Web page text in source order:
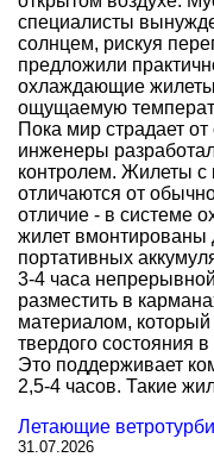
специалисты
солнцем, рискуя
предложили
охлаждающие
ощущаемую
Пока мир страдает
инженеры
контролем. Жилеты с
отличаются от
отличие - в системе
жилет вмонтированы
портативных
3-4 часа
разместить в
материалом, который
твердого состояния
Это поддерживает
2,5-4 часов. Такие
Летающие
31.07.2026